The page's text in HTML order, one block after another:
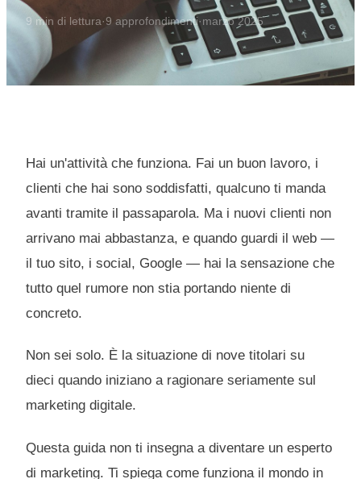
9 min di lettura·9 approfondimenti·marzo 2025
Hai un'attività che funziona. Fai un buon lavoro, i
clienti che hai sono soddisfatti, qualcuno ti manda
avanti tramite il passaparola. Ma i nuovi clienti non
arrivano mai abbastanza, e quando guardi il web —
il tuo sito, i social, Google — hai la sensazione che
tutto quel rumore non stia portando niente di
concreto.
Non sei solo. È la situazione di nove titolari su
dieci quando iniziano a ragionare seriamente sul
marketing digitale.
Questa guida non ti insegna a diventare un esperto
di marketing. Ti spiega come funziona il mondo in